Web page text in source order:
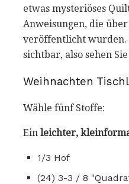
etwas mysteriöses
Anweisungen, die
veröffentlicht wurden.
sichtbar, also sehen
Weihnachten
Wähle fünf Stoffe:
Ein leichter,
1/3 Hof
(24) 3-3 / 8